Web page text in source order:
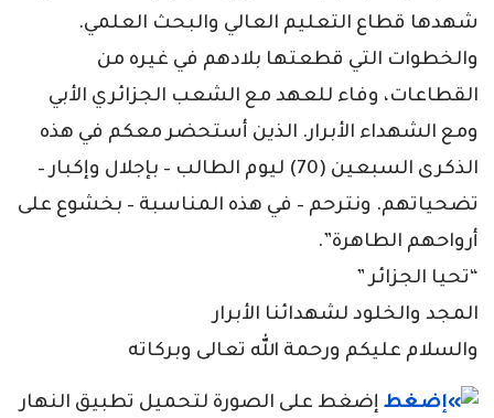
شهدها قطاع التعليم العالي والبحث العلمي.
والخطوات التي قطعتها بلادهم في غيره من
القطاعات، وفاء للعهد مع الشعب الجزائري الأبي
ومع الشهداء الأبرار. الذين أستحضر معكم في هذه
الذكرى السبعين (70) ليوم الطالب – بإجلال وإكبار –
تضحياتهم. ونترحم – في هذه المناسبة – بخشوع على
أرواحهم الطاهرة”.
“تحيا الجزائر ”
​المجد والخلود لشهدائنا الأبرار
والسلام عليكم ورحمة الله تعالى وبركاته
إضغط على الصورة لتحميل تطبيق النهار